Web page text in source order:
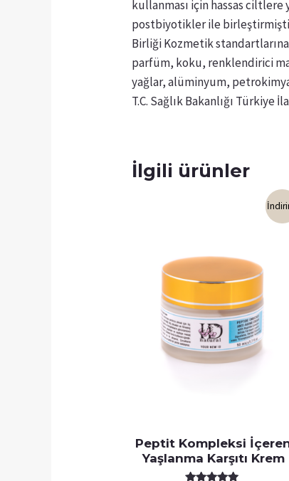
kullanması için hassas
postbiyotikler ile
Birliği Kozmetik
parfüm, koku, renklendirici
yağlar, alüminyum,
T.C. Sağlık Bakanlığı Türkiye
İlgili ürünler
Peptit Kompleksi
Yaşlanma Karşıtı Krem